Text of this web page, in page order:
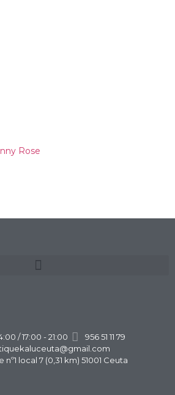
Rose
/ 17:00 - 21:00
956 51 11 79
nº1 local 7 (0,31 km) 51001 Ceuta